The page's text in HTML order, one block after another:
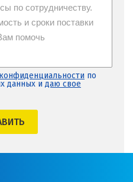
по
данных и даю свое